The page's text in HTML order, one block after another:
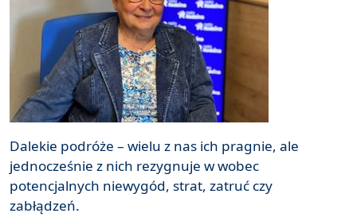
Dalekie podróże – wielu z nas ich pragnie, ale
jednocześnie z nich rezygnuje w wobec
potencjalnych niewygód, strat, zatruć czy
zabłądzeń.